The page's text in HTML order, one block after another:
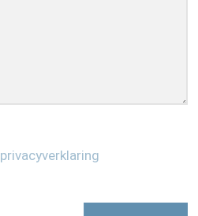
privacyverklaring